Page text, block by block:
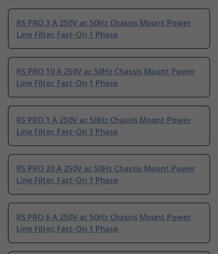
RS PRO 3 A 250V ac 50Hz Chassis Mount Power
Line Filter, Fast-On 1 Phase
RS PRO 10 A 250V ac 50Hz Chassis Mount Power
Line Filter, Fast-On 1 Phase
RS PRO 1 A 250V ac 50Hz Chassis Mount Power
Line Filter, Fast-On 1 Phase
RS PRO 20 A 250V ac 50Hz Chassis Mount Power
Line Filter, Fast-On 1 Phase
RS PRO 6 A 250V ac 50Hz Chassis Mount Power
Line Filter, Fast-On 1 Phase